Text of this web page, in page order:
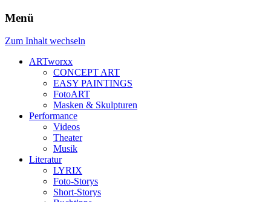
Menü
Zum Inhalt wechseln
ARTworxx
CONCEPT ART
EASY PAINTINGS
FotoART
Masken & Skulpturen
Performance
Videos
Theater
Musik
Literatur
LYRIX
Foto-Storys
Short-Storys